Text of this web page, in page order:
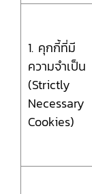
1. คุกกี้ที่มี
ความจำเป็น
(Strictly
Necessary
Cookies)